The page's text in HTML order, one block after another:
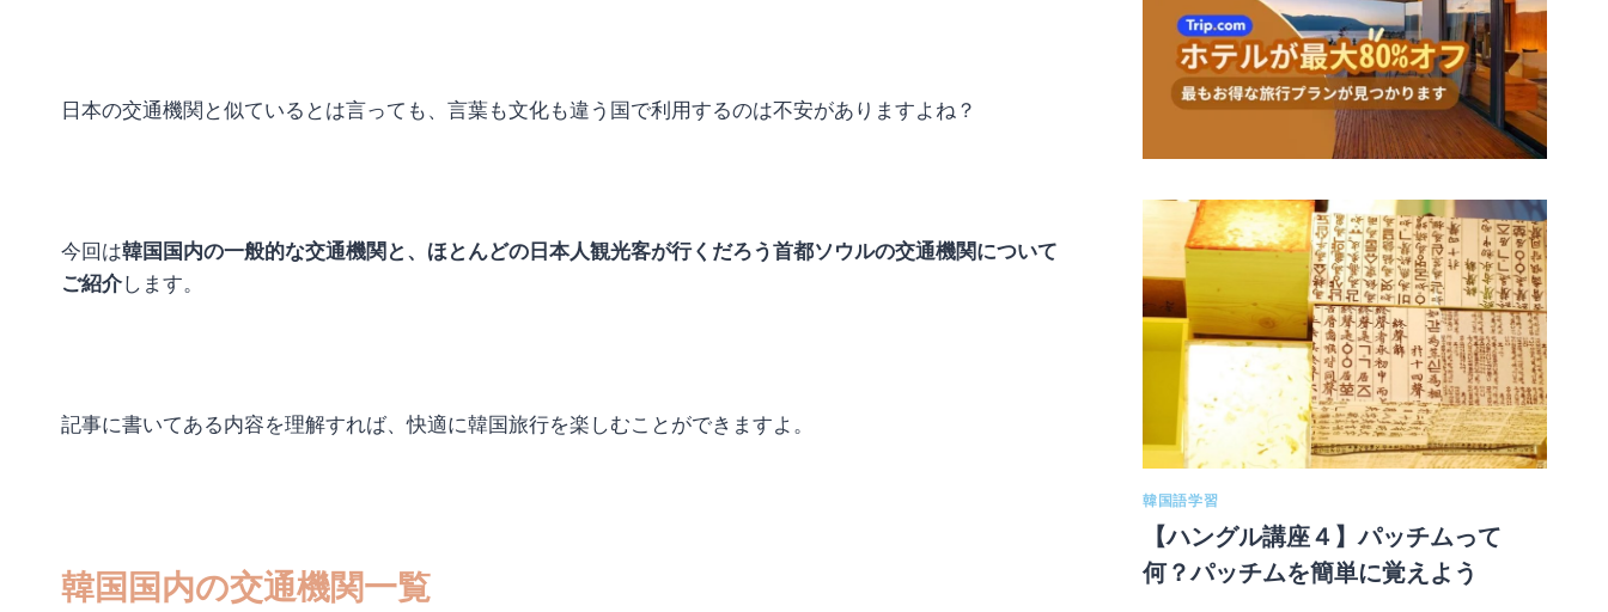
日本の交通機関と似ているとは言っても、言葉も文化も違う国で利用するのは不安がありますよね？
今回は韓国国内の一般的な交通機関と、ほとんどの日本人観光客が行くだろう首都ソウルの交通機関について
ご紹介します。
記事に書いてある内容を理解すれば、快適に韓国旅行を楽しむことができますよ。
韓国国内の交通機関一覧
韓国語学習
【ハングル講座４】パッチムって
何？パッチムを簡単に覚えよう